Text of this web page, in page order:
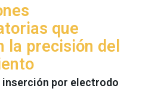
que
la precisión del
inserción por electrodo